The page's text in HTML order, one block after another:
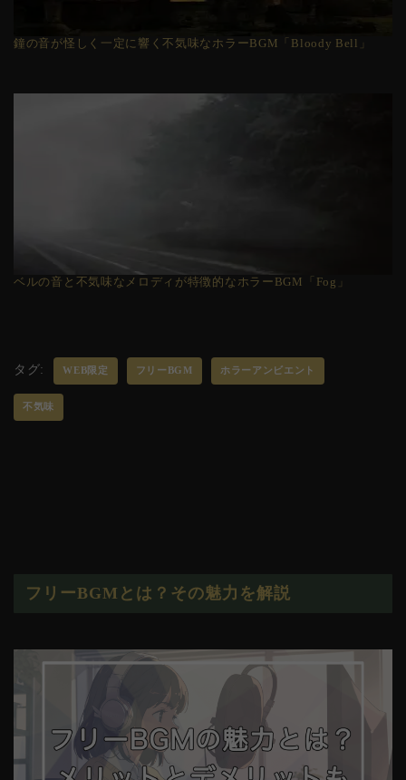
鐘の音が怪しく一定に響く不気味なホラーBGM「Bloody Bell」
ベルの音と不気味なメロディが特徴的なホラーBGM「Fog」
タグ: WEB限定 フリーBGM ホラーアンビエント
不気味
フリーBGMとは？その魅力を解説